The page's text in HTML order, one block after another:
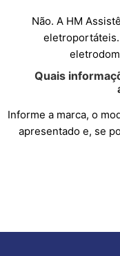
Não. A HM
Quais
Informe a marca, o
apresentado e, se